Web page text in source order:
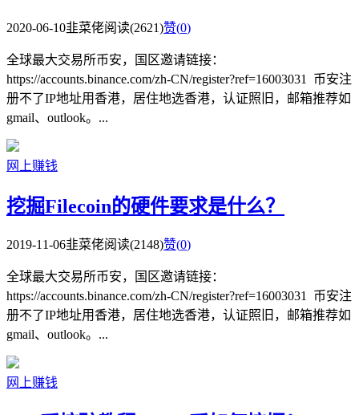
2020-06-10韭菜佬阅读(2621)赞(0)
全球最大交易所币安，国区邀请链接：
https://accounts.binance.com/zh-CN/register?ref=16003031 币安注
册不了IP地址用香港，居住地选香港，认证照旧，邮箱推荐如
gmail、outlook。...
网上赚钱
挖掘Filecoin的硬件要求是什么？
2019-11-06韭菜佬阅读(2148)赞(0)
全球最大交易所币安，国区邀请链接：
https://accounts.binance.com/zh-CN/register?ref=16003031 币安注
册不了IP地址用香港，居住地选香港，认证照旧，邮箱推荐如
gmail、outlook。...
网上赚钱